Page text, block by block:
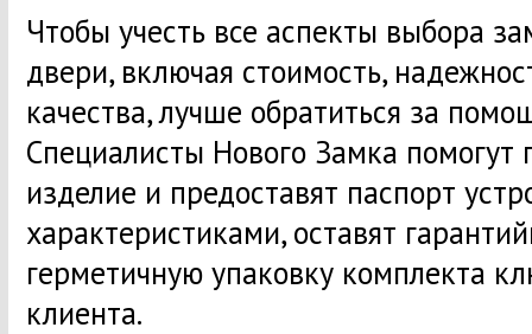
Чтобы учесть все аспекты выбора
двери, включая стоимость,
качества, лучше обратиться за
Специалисты Нового Замка помогут
изделие и предоставят паспорт
характеристиками, оставят
герметичную упаковку комплекта
клиента.